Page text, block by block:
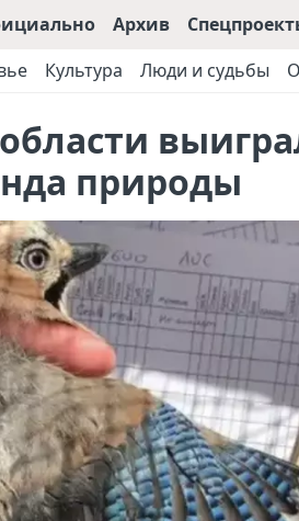
Архив
Культура Люди и судьбы
природы